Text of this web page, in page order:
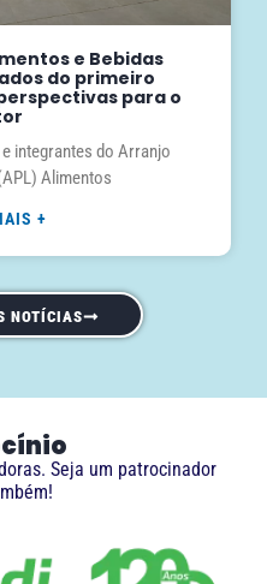
e Bebidas
do primeiro
para o
integrantes do Arranjo
Alimentos
+
NOTÍCIAS
Seja um patrocinador